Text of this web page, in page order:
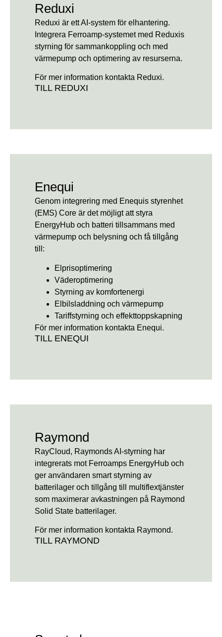
Reduxi
Reduxi är ett AI-system för elhantering.
Integrera Ferroamp-systemet med Reduxis
styrning för sammankoppling och med
värmepump och optimering av resurserna.
För mer information kontakta Reduxi.
TILL REDUXI
Enequi
Genom integrering med Enequis styrenhet
(EMS) Core är det möjligt att styra
EnergyHub och batteri tillsammans med
värmepump och belysning och få tillgång
till:
Elprisoptimering
Väderoptimering
Styrning av komfortenergi
Elbilsladdning och värmepump
Tariffstyrning och effekttoppskapning
För mer information kontakta Enequi.
TILL ENEQUI
Raymond
RayCloud, Raymonds AI-styrning har
integrerats mot Ferroamps EnergyHub och
ger användaren smart styrning av
batterilager och tillgång till multiflextjänster
som maximerar avkastningen på Raymond
Solid State batterilager.
För mer information kontakta Raymond.
TILL RAYMOND